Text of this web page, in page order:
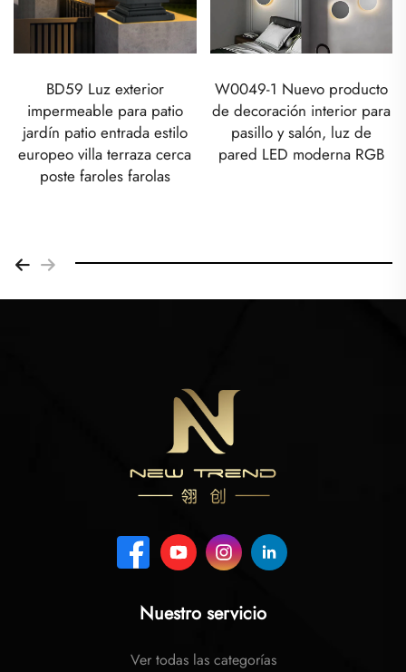
BD59 Luz exterior
impermeable para patio
jardín patio entrada estilo
europeo villa terraza cerca
poste faroles farolas
W0049-1 Nuevo producto
de decoración interior para
pasillo y salón, luz de
pared LED moderna RGB
Nuestro servicio
Ver todas las categorías